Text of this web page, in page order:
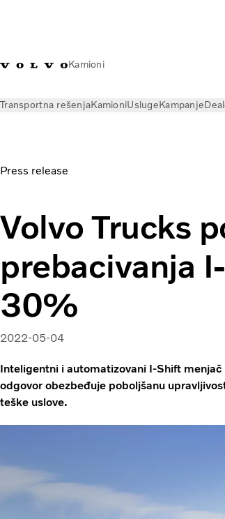
Kamioni
Transportna rešenjaKamioniUslugeKampanje
Press release
Volvo Trucks
prebacivanja
30%
2022-05-04
Inteligentni i automatizovani I-Shift
odgovor obezbeđuje poboljšanu
teške uslove.